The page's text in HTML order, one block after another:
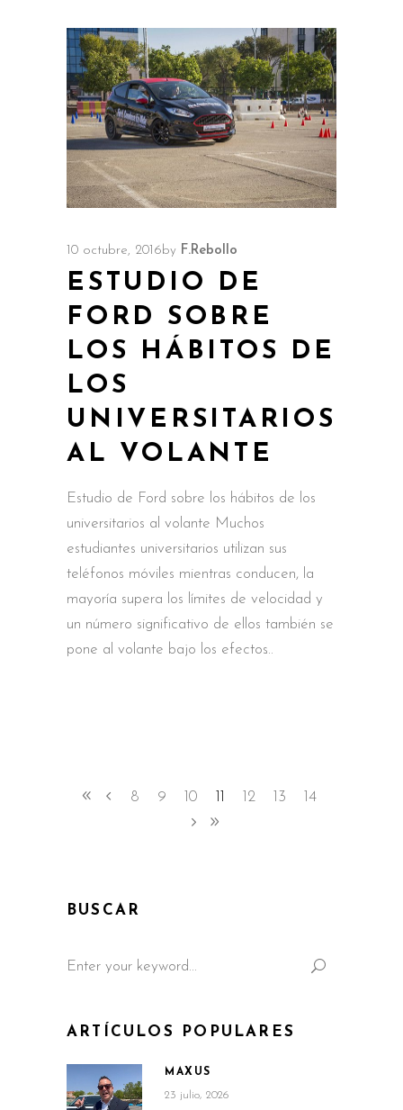
10 octubre, 2016by F.Rebollo
ESTUDIO DE
FORD SOBRE
LOS HÁBITOS DE
LOS
UNIVERSITARIOS
AL VOLANTE
Estudio de Ford sobre los hábitos de los
universitarios al volante Muchos
estudiantes universitarios utilizan sus
teléfonos móviles mientras conducen, la
mayoría supera los límites de velocidad y
un número significativo de ellos también se
pone al volante bajo los efectos
8 9 10 12 13 14
BUSCAR
for:
ARTÍCULOS POPULARES
MAXUS
23 julio, 2026